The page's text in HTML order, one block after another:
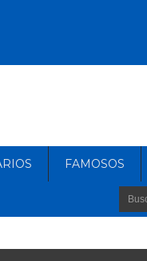
FAMOSOS